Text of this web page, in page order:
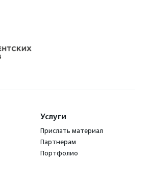
Услуги
Прислать материал
Партнерам
Портфолио